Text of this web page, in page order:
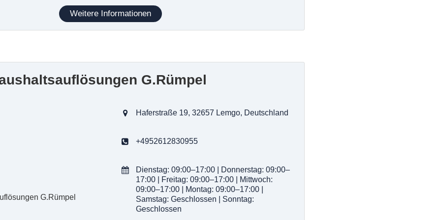
Entrümpelungen
von Wohnungen, Häusern und Geschäften
für Senioren oder sozial schwache Personen
Weitere Informationen
G.Rümpel
Haferstraße 19, 32657 Lemgo, Deutschland
+4952612830955
Dienstag: 09:00–17:00 | Donnerstag: 09:00–
17:00 | Freitag: 09:00–17:00 | Mittwoch:
09:00–17:00 | Montag: 09:00–17:00 |
Samstag: Geschlossen | Sonntag:
Geschlossen